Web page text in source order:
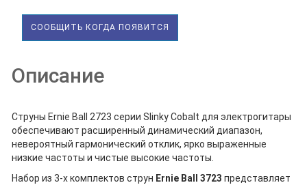
СООБЩИТЬ КОГДА ПОЯВИТСЯ
Описание
Струны Ernie Ball 2723 серии Slinky Cobalt для электрогитары
обеспечивают расширенный динамический диапазон,
невероятный гармонический отклик, ярко выраженные
низкие частоты и чистые высокие частоты.
Набор из 3-х комплектов струн Ernie Ball 3723 представляет